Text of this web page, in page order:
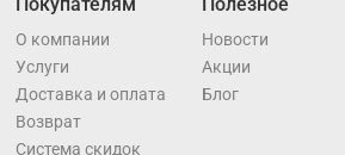
Покупателям
О компании
Услуги
Доставка и оплата
Возврат
Система скидок
Полезное
Новости
Акции
Блог